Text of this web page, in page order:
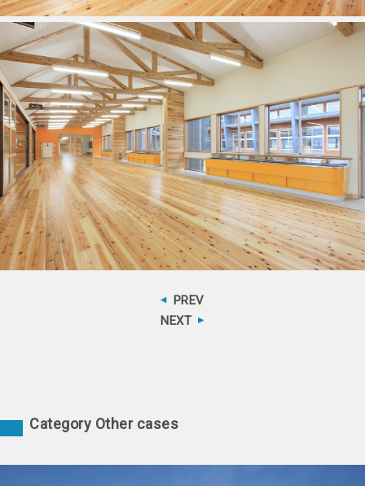
PREV
NEXT
Category Other cases